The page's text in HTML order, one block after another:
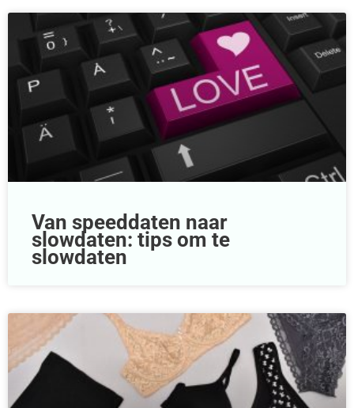
Van speeddaten naar
slowdaten: tips om te
slowdaten